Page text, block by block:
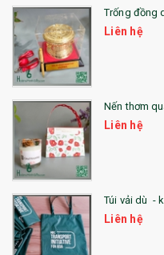
Trống đồng
Liên hệ
Nến thơm
Liên hệ
Túi vải dù -
Liên hệ